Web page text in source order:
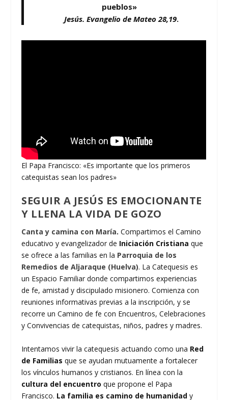
pueblos»
Jesús. Evangelio de Mateo 28,19.
El Papa Francisco: «Es importante que los primeros
catequistas sean los padres»
SEGUIR A JESÚS ES EMOCIONANTE
Y LLENA LA VIDA DE GOZO
Canta y camina con María.Compartimos el Camino
educativo y evangelizador de Iniciación Cristiana que
se ofrece a las familias en la Parroquia de los
Remedios de Aljaraque (Huelva). La Catequesis es
un Espacio Familiar donde compartimos experiencias
de fe, amistad y discipulado misionero. Comienza con
reuniones informativas previas a la inscripción, y se
recorre un Camino de fe con Encuentros, Celebraciones
y Convivencias de catequistas, niños, padres y madres.
Intentamos vivir la catequesis actuando como una Red
de Familias que se ayudan mutuamente a fortalecer
los vínculos humanos y cristianos. En línea con la
cultura del encuentro que propone el Papa
Francisco. La familia es camino de humanidad y